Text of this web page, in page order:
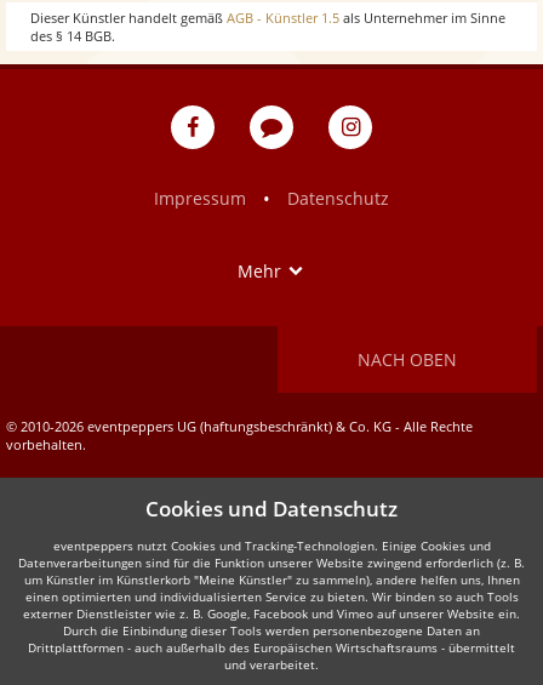
Dieser Künstler handelt gemäß AGB - Künstler 1.5 als Unternehmer im Sinne
des § 14 BGB.
eventpeppers
Blog
eventpeppers
Impressum
• Datenschutz
Mehr
NACH OBEN
© 2010-2026 eventpeppers UG (haftungsbeschränkt) & Co. KG - Alle Rechte
vorbehalten.
Cookies und Datenschutz
eventpeppers nutzt Cookies und Tracking-Technologien. Einige Cookies und
Datenverarbeitungen sind für die Funktion unserer Website zwingend erforderlich (z. B.
um Künstler im Künstlerkorb "Meine Künstler" zu sammeln), andere helfen uns, Ihnen
einen optimierten und individualisierten Service zu bieten. Wir binden so auch Tools
externer Dienstleister wie z. B. Google, Facebook und Vimeo auf unserer Website ein.
Durch die Einbindung dieser Tools werden personenbezogene Daten an
Drittplattformen - auch außerhalb des Europäischen Wirtschaftsraums - übermittelt
und verarbeitet.